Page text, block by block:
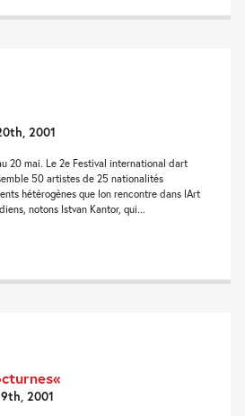
2001
20 mai. Le 2e Festival international dart
50 artistes de 25 nationalités
hétérogènes que lon rencontre dans lArt
notons Istvan Kantor, qui...
2001